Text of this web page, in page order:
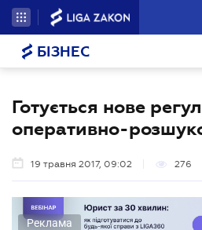
БІЗНЕС
Готується нове
оперативно-
19 травня 2017, 09:02 276
Реклама